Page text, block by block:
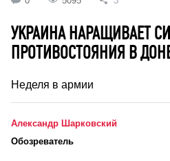
УКРАИНА НАРАЩИВАЕТ
ПРОТИВОСТОЯНИЯ В
Неделя в армии
Александр Шарковский
Обозреватель